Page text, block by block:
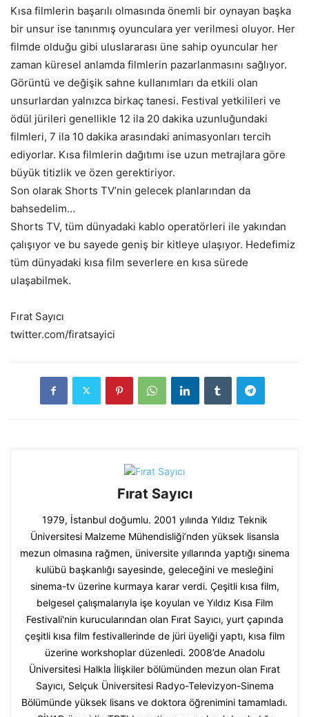
Kısa filmlerin başarılı olmasında önemli bir oynayan başka
bir unsur ise tanınmış oyunculara yer verilmesi oluyor. Her
filmde olduğu gibi uluslararası üne sahip oyuncular her
zaman küresel anlamda filmlerin pazarlanmasını sağlıyor.
Görüntü ve değişik sahne kullanımları da etkili olan
unsurlardan yalnızca birkaç tanesi. Festival yetkilileri ve
ödül jürileri genellikle 12 ila 20 dakika uzunluğundaki
filmleri, 7 ila 10 dakika arasındaki animasyonları tercih
ediyorlar. Kısa filmlerin dağıtımı ise uzun metrajlara göre
büyük titizlik ve özen gerektiriyor.
Son olarak Shorts TV’nin gelecek planlarından da
bahsedelim…
Shorts TV, tüm dünyadaki kablo operatörleri ile yakından
çalışıyor ve bu sayede geniş bir kitleye ulaşıyor. Hedefimiz
tüm dünyadaki kısa film severlere en kısa sürede
ulaşabilmek.
Fırat Sayıcı
twitter.com/firatsayici
Fırat Sayıcı
1979, İstanbul doğumlu. 2001 yılında Yıldız Teknik
Üniversitesi Malzeme Mühendisliği’nden yüksek lisansla
mezun olmasına rağmen, üniversite yıllarında yaptığı sinema
kulübü başkanlığı sayesinde, geleceğini ve mesleğini
sinema-tv üzerine kurmaya karar verdi. Çeşitli kısa film,
belgesel çalışmalarıyla işe koyulan ve Yıldız Kısa Film
Festivali'nin kurucularından olan Fırat Sayıcı, yurt çapında
çeşitli kısa film festivallerinde de jüri üyeliği yaptı, kısa film
üzerine workshoplar düzenledi. 2008’de Anadolu
Üniversitesi Halkla İlişkiler bölümünden mezun olan Fırat
Sayıcı, Selçuk Üniversitesi Radyo-Televizyon-Sinema
Bölümünde yüksek lisans ve doktora öğrenimini tamamladı.